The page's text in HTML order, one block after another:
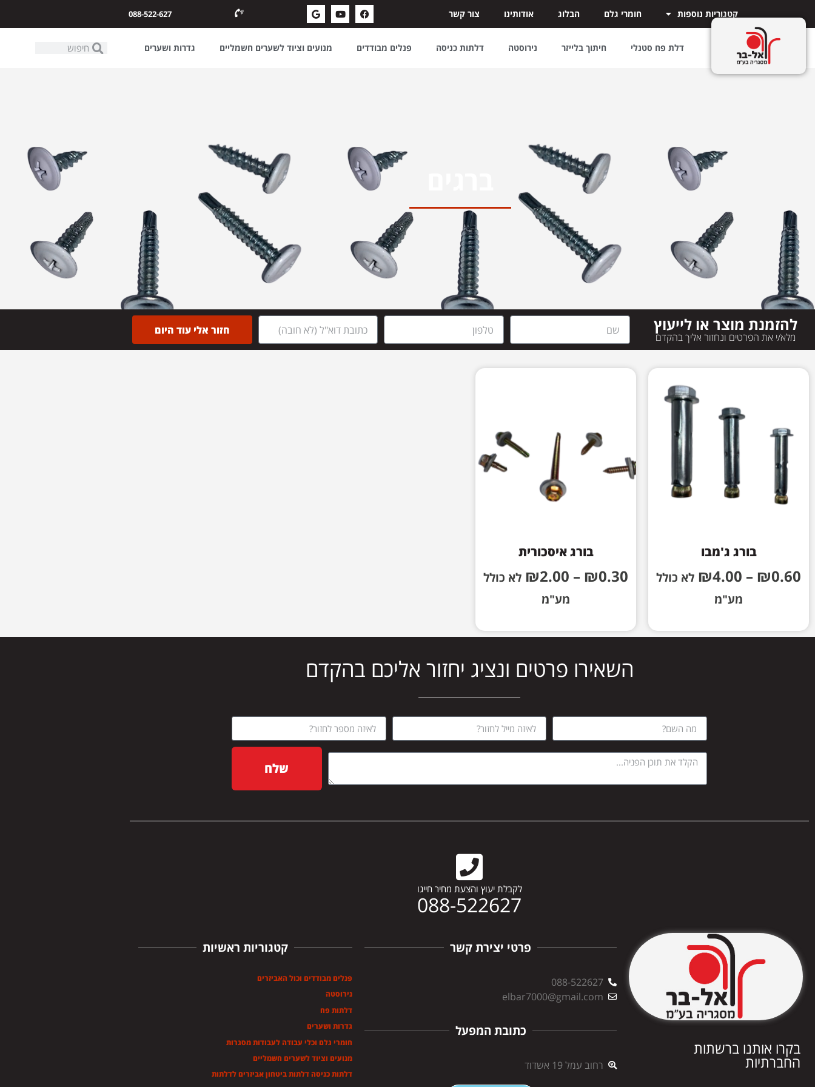
קטגוריות נוספות חומרי גלם הבלוג אודותינו צור קשר 088-522-627
דלת פח סטנלי חיתוך בלייזר נירוסטה דלתות כניסה פנלים מבודדים מנועים וציוד לשערים חשמליים גדרות ושערים
להזמנת מוצר או לייעוץ
מלא/י את הפרטים ונחזור אליך בהקדם
חזור אלי עוד היום
בורג ג'מבו
₪0.60
–
₪4.00
לא כולל
מע"מ
בורג איסכורית
₪0.30
–
₪2.00
לא כולל
מע"מ
השאירו פרטים ונציג יחזור אליכם בהקדם
שלח
לקבלת יעוץ והצעת מחיר חייגו
088-522627
בקרו אותנו ברשתות
החברתיות
פרטי יצירת קשר
088-522627
elbar7000@gmail.com
כתובת המפעל
רחוב עמל 19 אשדוד
קטגוריות ראשיות
פנלים מבודדים וכול האביזרים
נירוסטה
דלתות פח
גדרות ושערים
חומרי גלם וכלי עבודה לעבודות מסגרות
מנועים וציוד לשערים חשמליים
דלתות כניסה דלתות ביטחון אביזרים לדלתות